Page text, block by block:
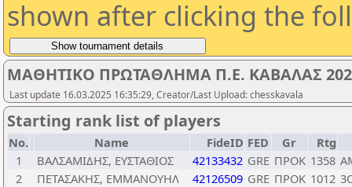
shown after clicking the
ΜΑΘΗΤΙΚΟ ΠΡΩΤΑΘΛΗΜΑ Π.Ε. ΚΑΒΑΛΑΣ
Last update 16.03.2025 16:35:29, Creator/Last Upload: chesskavala
Starting rank list of players
No. Name FideID FED Gr
Rtg
1
ΒΑΛΣΑΜΙΔΗΣ, ΕΥΣΤΑΘΙΟΣ 42133432 GRE ΠΡΟΚ 1358
2
ΠΕΤΑΣΑΚΗΣ, ΕΜΜΑΝΟΥΗΛ 42126509 GRE ΠΡΟΚ 1012